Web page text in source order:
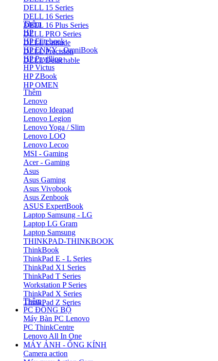
DELL 15 Series
DELL 16 Series
DELL 16 Plus Series
DELL PRO Series
DELL Latitude
DELL Precision
DELL Detachable
Thêm
HP
HP Elitebook
HP ENVY - OmniBook
HP Pavillion
HP Victus
HP ZBook
HP OMEN
Thêm
Lenovo
Lenovo Ideapad
Lenovo Legion
Lenovo Yoga / Slim
Lenovo LOQ
Lenovo Lecoo
MSI - Gaming
Acer - Gaming
Asus
Asus Gaming
Asus Vivobook
Asus Zenbook
ASUS ExpertBook
Laptop Samsung - LG
Laptop LG Gram
Laptop Samsung
THINKPAD-THINKBOOK
ThinkBook
ThinkPad E - L Series
ThinkPad X1 Series
ThinkPad T Series
Workstation P Series
ThinkPad X Series
ThinkPad Z Series
Thêm
PC ĐỒNG BỘ
Máy Bàn PC Lenovo
PC ThinkCentre
Lenovo All In One
MÁY ẢNH - ỐNG KÍNH
Camera action